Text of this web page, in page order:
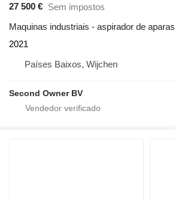
27 500 € Sem impostos
Maquinas industriais - aspirador de aparas
2021
Países Baixos, Wijchen
Second Owner BV